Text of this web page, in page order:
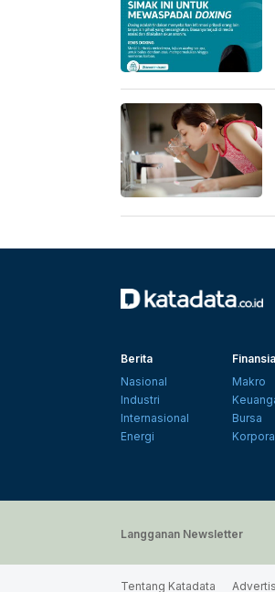
Berita
Nasional
Industri
Internasional
Energi
Makro
Bursa
Langganan Newsletter
Tentang Katadata